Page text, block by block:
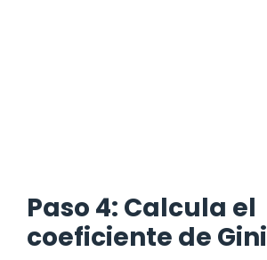
Paso 4: Calcula el
coeficiente de Gini